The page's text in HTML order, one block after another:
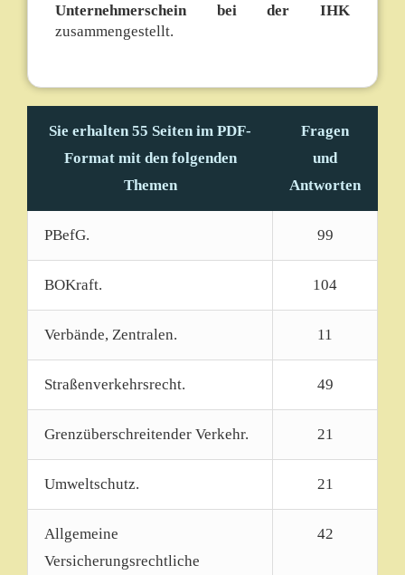
Unternehmerschein bei der IHK
zusammengestellt.
Sie erhalten 55 Seiten im PDF-
Format mit den folgenden
Themen
Fragen
und
Antworten
PBefG. 99
BOKraft. 104
Verbände, Zentralen. 11
Straßenverkehrsrecht. 49
Grenzüberschreitender Verkehr. 21
Umweltschutz. 21
Allgemeine
Versicherungsrechtliche
42